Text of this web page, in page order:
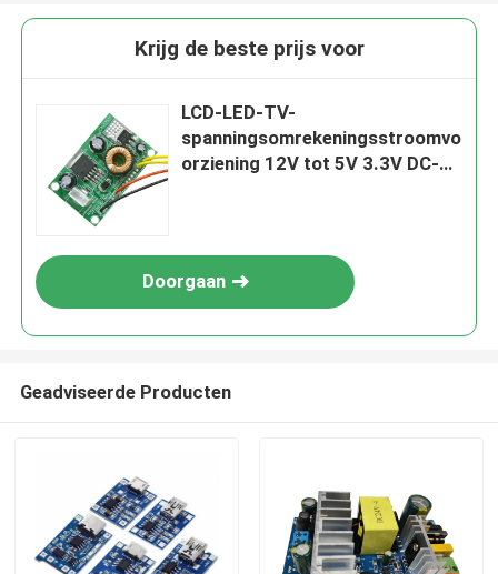
INZENDEN
Krijg de beste prijs voor
LCD-LED-TV-
spanningsomrekeningsstroomvo
orziening 12V tot 5V 3.3V DC-
Doorgaan
Geadviseerde Producten